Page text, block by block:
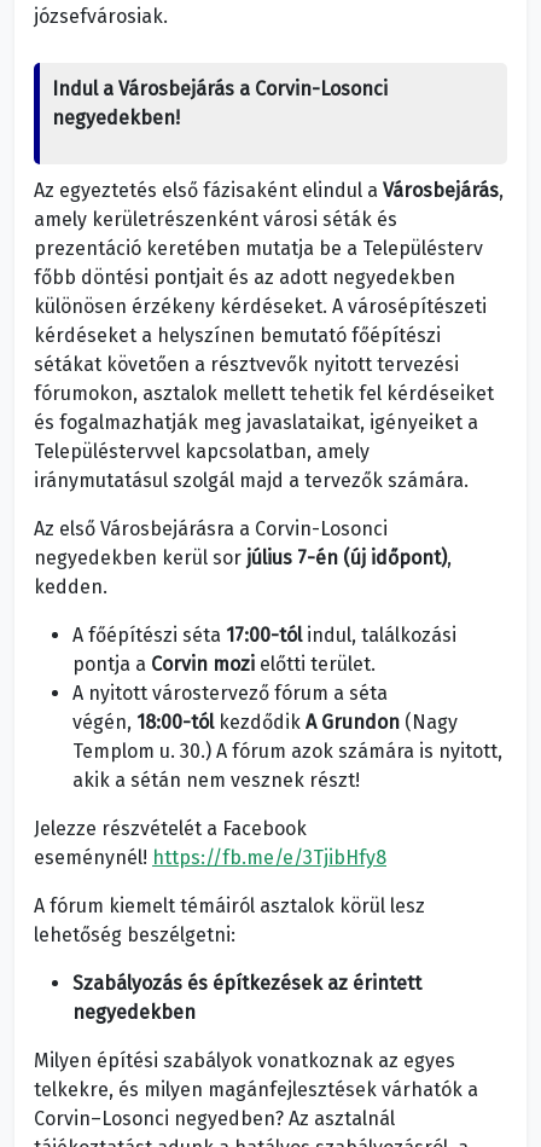
józsefvárosiak.
Indul a Városbejárás a Corvin-Losonci
negyedekben!
Az egyeztetés első fázisaként elindul a Városbejárás,
amely kerületrészenként városi séták és
prezentáció keretében mutatja be a Településterv
főbb döntési pontjait és az adott negyedekben
különösen érzékeny kérdéseket. A városépítészeti
kérdéseket a helyszínen bemutató főépítészi
sétákat követően a résztvevők nyitott tervezési
fórumokon, asztalok mellett tehetik fel kérdéseiket
és fogalmazhatják meg javaslataikat, igényeiket a
Településtervvel kapcsolatban, amely
iránymutatásul szolgál majd a tervezők számára.
Az első Városbejárásra a Corvin-Losonci
negyedekben kerül sor július 7-én (új időpont),
kedden.
A főépítészi séta 17:00-tólindul, találkozási
pontja a Corvin mozi előtti terület.
A nyitott várostervező fórum a séta
végén, 18:00-tól kezdődik A Grundon (Nagy
Templom u. 30.) A fórum azok számára is nyitott,
akik a sétán nem vesznek részt!
Jelezze részvételét a Facebook
eseménynél! https://fb.me/e/3TjibHfy8
A fórum kiemelt témáiról asztalok körül lesz
lehetőség beszélgetni:
Szabályozás és építkezések az érintett
negyedekben
Milyen építési szabályok vonatkoznak az egyes
telkekre, és milyen magánfejlesztések várhatók a
Corvin–Losonci negyedben? Az asztalnál